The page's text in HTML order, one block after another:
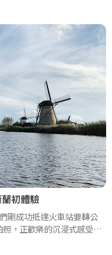
蘭初體驗
剛成功抵達火車站要轉公
，正歡樂的沉浸式感受荷